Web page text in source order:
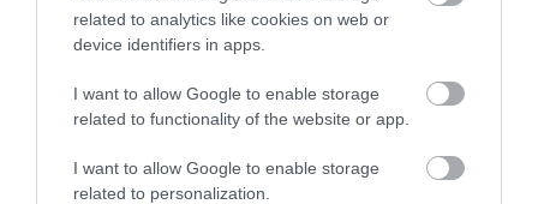
related to analytics like cookies on web or
device identifiers in apps.
I want to allow Google to enable storage
related to functionality of the website or app.
I want to allow Google to enable storage
related to personalization.